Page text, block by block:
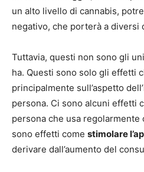
un alto livello di cannabis,
negativo, che porterà a diversi
Tuttavia, questi non sono gli
ha. Questi sono solo gli effetti
principalmente sull’aspetto
persona. Ci sono alcuni effetti
persona che usa regolarmente
sono effetti come stimolare
derivare dall’aumento del